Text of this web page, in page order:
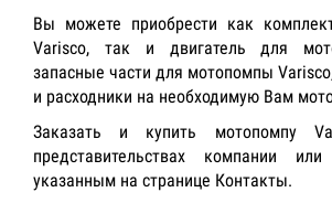
Вы можете приобрести как
Varisco, так и двигатель для
запасные части для мотопомпы
и расходники на необходимую Вам
Заказать и купить мотопомпу
представительствах компании
указанным на странице Контакты.